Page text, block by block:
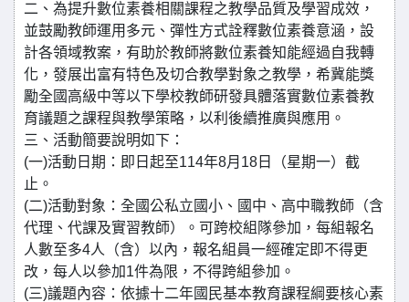
二、為提升數位素養相關課程之教學品質及學習成效，
並鼓勵教師運用多元、彈性方式詮釋數位素養意涵，設
計各領域教案，有助於教師將數位素養知能經過自我轉
化，發展出富有特色及切合教學對象之教學，希冀能獎
勵全國高級中等以下學校教師研發具體落實數位素養教
育議題之課程與教學策略，以利後續推廣與應用。
三、活動簡要說明如下：
(一)活動日期：即日起至114年8月18日（星期一）截
止。
(二)活動對象：全國公私立國小、國中、高中職教師（含
代理、代課及實習教師）。可跨校組隊參加，每組報名
人數至多4人（含）以內，報名組員一經確定即不得更
改，每人以參加1件為限，不得跨組參加。
(三)議題內容：依據十二年國民基本教育課程綱要核心素